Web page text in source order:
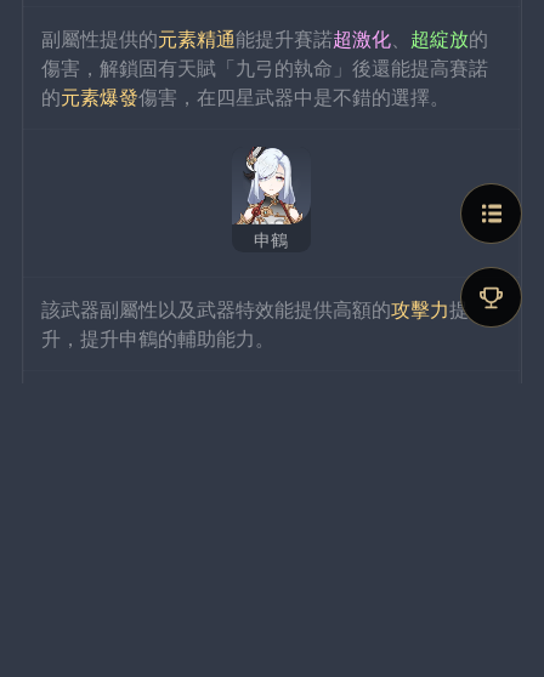
副屬性提供的元素精通能提升賽諾超激化 超綻放的
傷害，解鎖固有天賦「九弓的執命」後還能提高賽諾
的元素爆發傷害，在四星武器中是不錯的選擇。
申鶴
該武器副屬性以及武器特效能提供高額的攻擊力提
升，提升申鶴的輔助能力。